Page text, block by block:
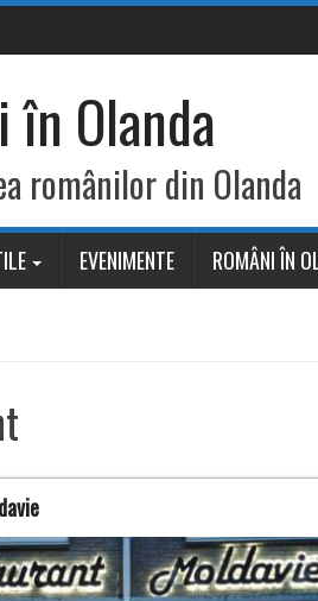
în Olanda
românilor din Olanda
EVENIMENTE ROMÂNI ÎN